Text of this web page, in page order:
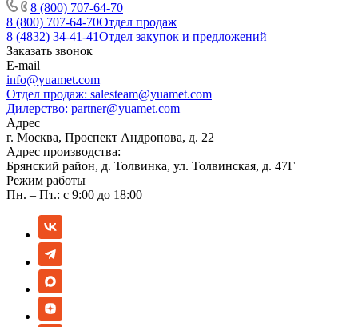
8 (800) 707-64-70
8 (800) 707-64-70Отдел продаж
8 (4832) 34-41-41Отдел закупок и предложений
Заказать звонок
E-mail
info@yuamet.com
Отдел продаж: salesteam@yuamet.com
Дилерство: partner@yuamet.com
Адрес
г. Москва, Проспект Андропова, д. 22
Адрес производства:
Брянский район, д. Толвинка, ул. Толвинская, д. 47Г
Режим работы
Пн. – Пт.: с 9:00 до 18:00